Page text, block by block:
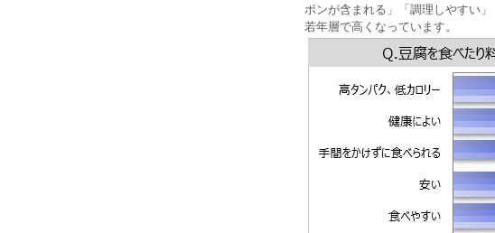
ボンが含まれる」「調理しやすい
若年層で高くなっています。